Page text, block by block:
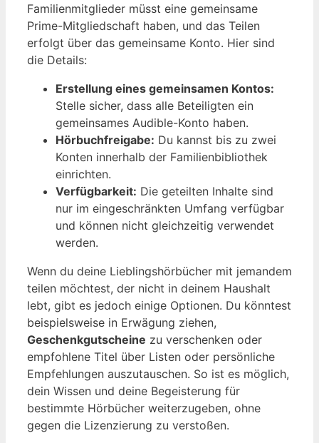
Familienmitglieder müsst eine gemeinsame
Prime-Mitgliedschaft haben, und das Teilen
erfolgt über das gemeinsame Konto. Hier sind
die Details:
Erstellung eines gemeinsamen Kontos:
Stelle sicher, dass alle Beteiligten ein
gemeinsames Audible-Konto haben.
Hörbuchfreigabe: Du kannst bis zu zwei
Konten innerhalb der Familienbibliothek
einrichten.
Verfügbarkeit: Die geteilten Inhalte sind
nur im eingeschränkten Umfang verfügbar
und können nicht gleichzeitig verwendet
werden.
Wenn du deine Lieblingshörbücher mit jemandem
teilen möchtest, der nicht in deinem Haushalt
lebt, gibt es jedoch einige Optionen. Du könntest
beispielsweise in Erwägung ziehen,
Geschenkgutscheine zu verschenken oder
empfohlene Titel über Listen oder persönliche
Empfehlungen auszutauschen. So ist es möglich,
dein Wissen und deine Begeisterung für
bestimmte Hörbücher weiterzugeben, ohne
gegen die Lizenzierung zu verstoßen.